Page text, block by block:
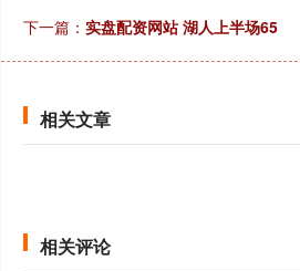
下一篇： 实盘配资网站 湖人上半场65
相关文章
相关评论
基金指数 7229.80